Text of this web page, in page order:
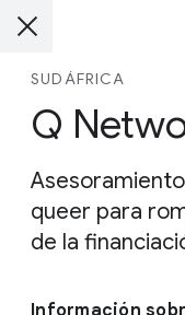
SUDÁFRICA
Q
queer para
de la
Información